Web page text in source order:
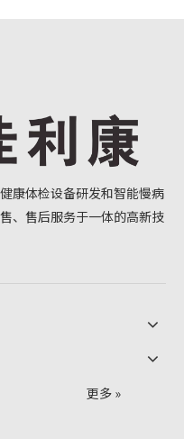
康体检设备研发和智能慢病
、售后服务于一体的高新技
更多 »